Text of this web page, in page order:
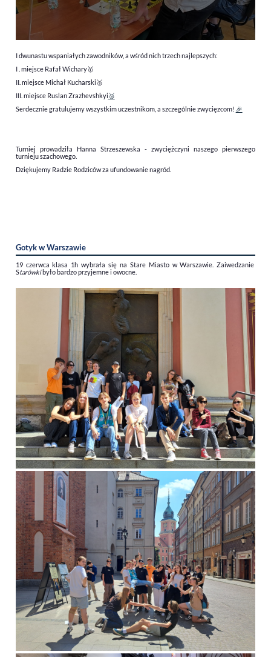
I dwunastu wspaniałych zawodników, a wśród nich trzech najlepszych:
I . miejsce Rafał Wichary🥇
II. miejsce Michał Kucharski🥈
III. miejsce Ruslan Zrazhevshkyi 🥉
Serdecznie gratulujemy wszystkim uczestnikom, a szczególnie zwycięzcom! 🎉
Turniej prowadziła Hanna Strzeszewska - zwyciężczyni naszego pierwszego
turnieju szachowego.
Dziękujemy Radzie Rodziców za ufundowanie nagród.
Gotyk w Warszawie
19 czerwca klasa 1h wybrała się na Stare Miasto w Warszawie. Zaiwedzanie
Starówki było bardzo przyjemne i owocne.